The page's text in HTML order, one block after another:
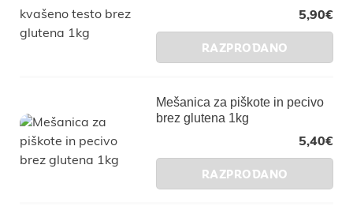
5,90€
RAZPRODANO
Mešanica za piškote in pecivo
brez glutena 1kg
5,40€
RAZPRODANO